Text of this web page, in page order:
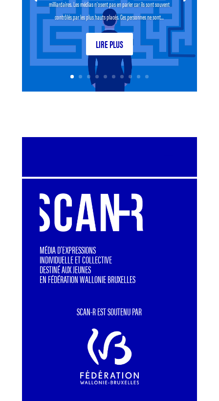
milliardaires. Les médias n’osent pas en parler car ils sont souvent
contrôlés par les plus hauts placés. Ces personnes ne sont...
LIRE PLUS
MÉDIA D’EXPRESSIONS
INDIVIDUELLE ET COLLECTIVE
DESTINÉ AUX JEUNES
EN FÉDÉRATION WALLONIE BRUXELLES
SCAN-R EST SOUTENU PAR